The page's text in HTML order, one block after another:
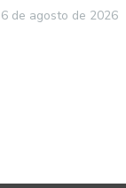
6 de agosto de 2026